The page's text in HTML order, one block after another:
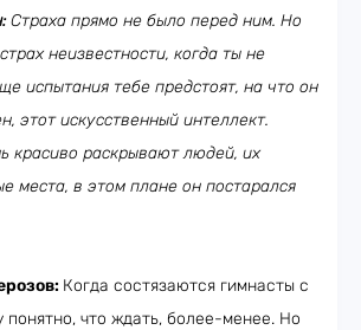
Страха прямо не было перед ним. Но
неизвестности, когда ты не
испытания тебе предстоят, на что он
этот искусственный интеллект.
красиво раскрывают людей, их
места, в этом плане он постарался
Когда состязаются гимнасты с
понятно, что ждать, более-менее. Но